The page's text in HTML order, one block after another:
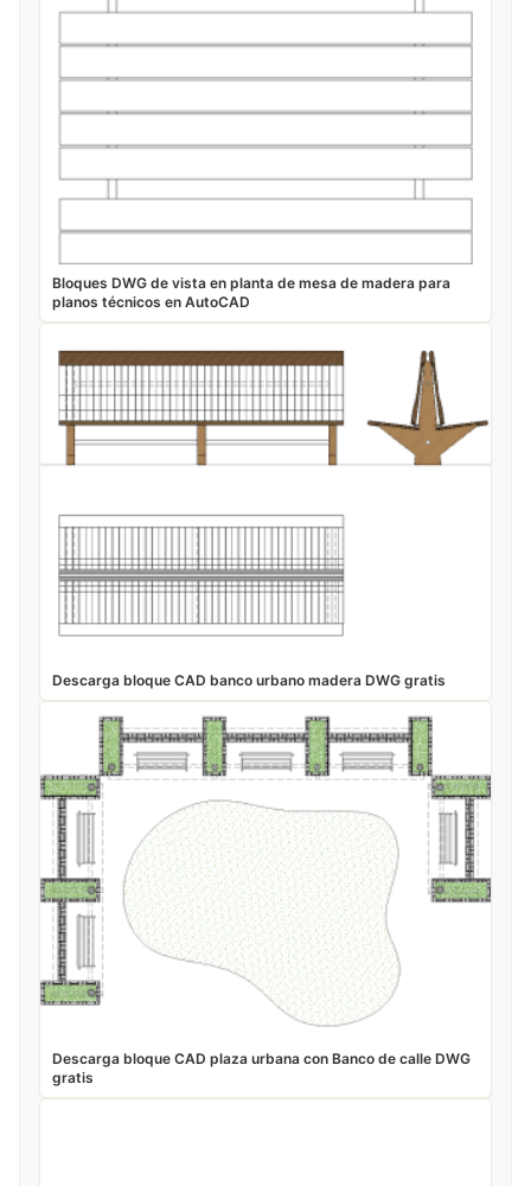
Bloques DWG de vista en planta de mesa de madera para
planos técnicos en AutoCAD
Descarga bloque CAD banco urbano madera DWG gratis
Descarga bloque CAD plaza urbana con Banco de calle DWG
gratis